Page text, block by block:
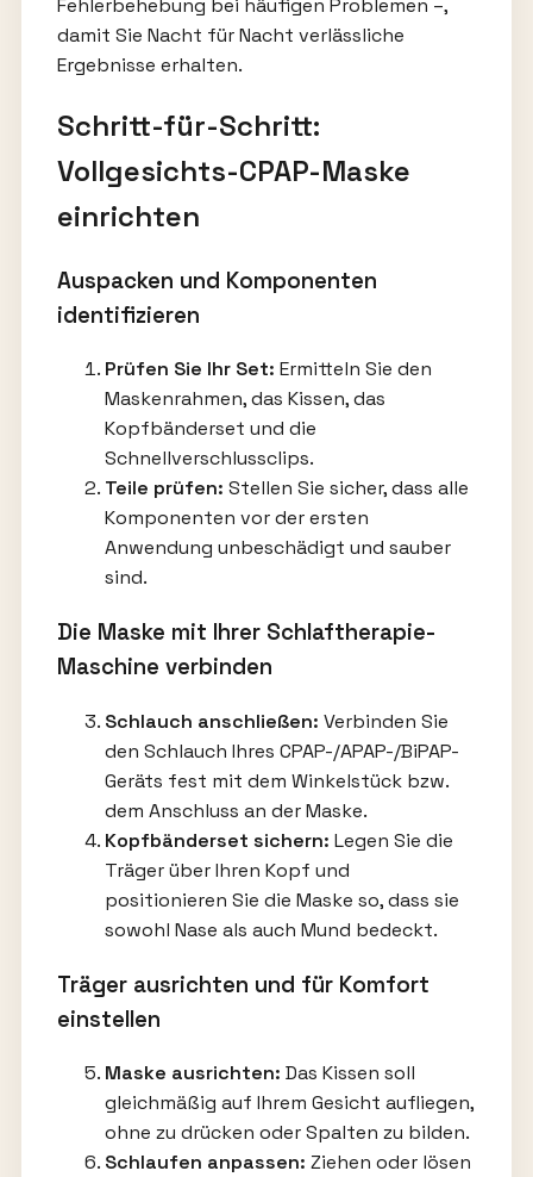
Fehlerbehebung bei häufigen Problemen –,
damit Sie Nacht für Nacht verlässliche
Ergebnisse erhalten.
Schritt-für-Schritt:
Vollgesichts-CPAP-Maske
einrichten
Auspacken und Komponenten
identifizieren
Prüfen Sie Ihr Set: Ermitteln Sie den
Maskenrahmen, das Kissen, das
Kopfbänderset und die
Schnellverschlussclips.
Teile prüfen: Stellen Sie sicher, dass alle
Komponenten vor der ersten
Anwendung unbeschädigt und sauber
sind.
Die Maske mit Ihrer Schlaftherapie-
Maschine verbinden
Schlauch anschließen: Verbinden Sie
den Schlauch Ihres CPAP-/APAP-/BiPAP-
Geräts fest mit dem Winkelstück bzw.
dem Anschluss an der Maske.
Kopfbänderset sichern: Legen Sie die
Träger über Ihren Kopf und
positionieren Sie die Maske so, dass sie
sowohl Nase als auch Mund bedeckt.
Träger ausrichten und für Komfort
einstellen
Maske ausrichten: Das Kissen soll
gleichmäßig auf Ihrem Gesicht aufliegen,
ohne zu drücken oder Spalten zu bilden.
Schlaufen anpassen: Ziehen oder lösen